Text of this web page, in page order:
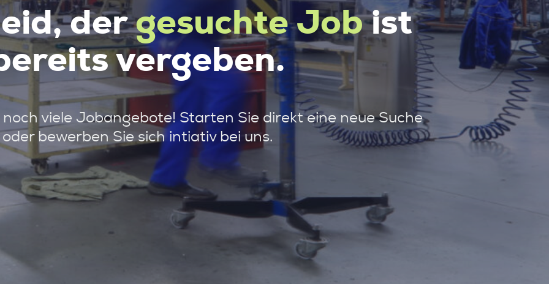
dergesuchte Jobist
vergeben.
viele Jobangebote! Starten Sie direkt eine neue Suche
oder bewerben Sie sich intiativ bei uns.